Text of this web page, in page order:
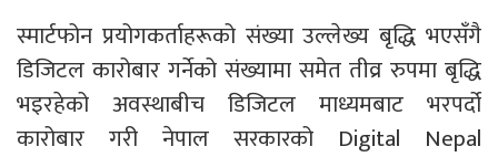
स्मार्टफोन प्रयोगकर्ताहरूको संख्या उल्लेख्य बृद्धि भएसँगै
डिजिटल कारोबार गर्नेको संख्यामा समेत तीव्र रुपमा बृद्धि
भइरहेको अवस्थाबीच डिजिटल माध्यमबाट भरपर्दो
कारोबार गरी नेपाल सरकारको Digital Nepal